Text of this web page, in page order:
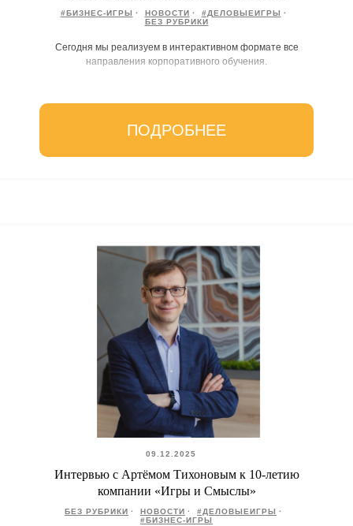
#БИЗНЕС-ИГРЫ НОВОСТИ
#ДЕЛОВЫЕИГРЫ
БЕЗ РУБРИКИ
Сегодня мы реализуем в интерактивном формате все
направления корпоративного обучения.
ПОДРОБНЕЕ
09.12.2025
Интервью с Артёмом Тихоновым к 10-летию
компании «Игры и Смыслы»
БЕЗ РУБРИКИ НОВОСТИ
#ДЕЛОВЫЕИГРЫ
#БИЗНЕС-ИГРЫ